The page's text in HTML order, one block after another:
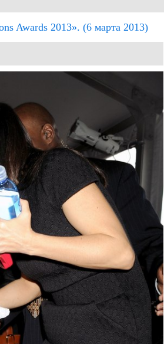
Awards 2013». (6 марта 2013)